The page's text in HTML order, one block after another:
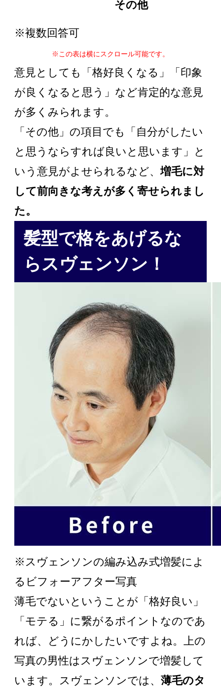
その他
※複数回答可
※この表は横にスクロール可能です。
意見としても「格好良くなる」「印象
が良くなると思う」など肯定的な意見
が多くみられます。
「その他」の項目でも「自分がしたい
と思うならすれば良いと思います」と
いう意見がよせられるなど、増毛に対
して前向きな考えが多く寄せられまし
た。
髪型で格をあげるな
らスヴェンソン！
※スヴェンソンの編み込み式増髪によ
るビフォーアフター写真
薄毛でないということが「格好良い」
「モテる」に繋がるポイントなのであ
れば、どうにかしたいですよね。上の
写真の男性はスヴェンソンで増髪して
います。スヴェンソンでは、 薄毛のタ